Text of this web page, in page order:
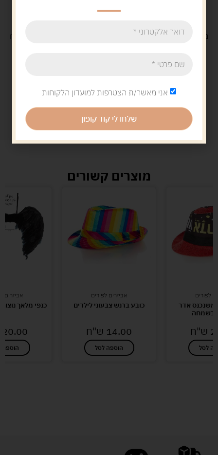
משלוח חינםבקנייה מעל 329 ש"ח
מוצרים קשורים
לפורים
משנכנס אדר
בשמחה
ש"ח
לסל
אביזרים לפורים
כובע ברנש צבעוני לילדים
14.00 ש"ח
הוספה לסל
אביזרים
כנפי מלאך נוצות
20.00
הוספה
אני מאשר/ת הצטרפות למועדון הלקוחות
שלחו לי קוד קופון